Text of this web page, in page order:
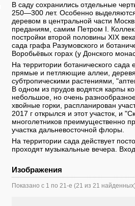
В саду сохранились отдельные
250—300 лет. Особенно
деревом в центральной части
преданиям, самим Петром I.
постройки второй половины XIX
сада графа Разумовского и
Воробьёвых горах (у Донского
На территории ботанического
прямые и петляющие аллеи,
субтропическими растениями,
В одном из прудов водятся карпы
небольшое, но очень
хвойные горки, распланирован
2017 г открылся и этот участок, и
многолетников преимущественно
участка дальневосточной флоры.
На территории сада действует
проходят музыкальные вечера.
Изображения
Показано с 1 по 21-е (21 из 21